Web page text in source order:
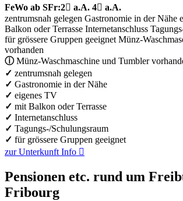
FeWo ab SFr:2 a.A. 4 a.A.
zentrumsnah gelegen Gastronomie in der Nähe
Balkon oder Terrasse Internetanschluss
für grössere Gruppen geeignet Münz-
vorhanden
ⓘMünz-Waschmaschine und Tumbler
✓ zentrumsnah gelegen
✓ Gastronomie in der Nähe
✓ eigenes TV
✓ mit Balkon oder Terrasse
✓ Internetanschluss
✓ Tagungs-/Schulungsraum
✓ für grössere Gruppen geeignet
zur Unterkunft Info 
Pensionen etc. rund um
Fribourg